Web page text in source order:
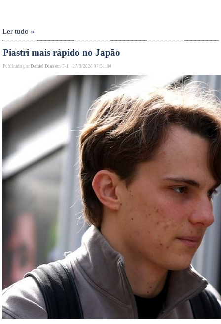
Ler tudo »
Piastri mais rápido no Japão
Publicado por Daniel Dias em F-1 · 27/3/2026 07:51:00